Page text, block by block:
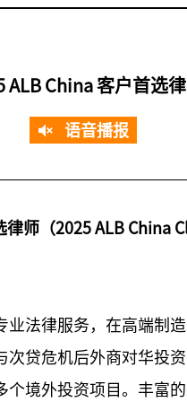
ALB China 客户首选
语音播报
律师（2025 ALB China
法律服务，在⾼端制
贷危机后外商对华投
境外投资项目。丰富